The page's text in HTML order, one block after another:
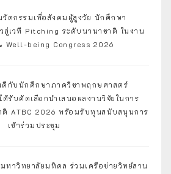
วัตกรรมเพื่อสังคมผู้สูงวัย นักศึกษา
สู่เวที Pitching ระดับนานาชาติ ในงาน
Well-being Congress 2026
กับนักศึกษาภาควิชาพฤกษศาสตร์
รับคัดเลือกนำเสนอผลงานวิจัยในการ
ติ ATBC 2026 พร้อมรับทุนสนับสนุนการ
เข้าร่วมประชุม
หาวิทยาลัยมหิดล ร่วมเครือข่ายวิทย์สาน